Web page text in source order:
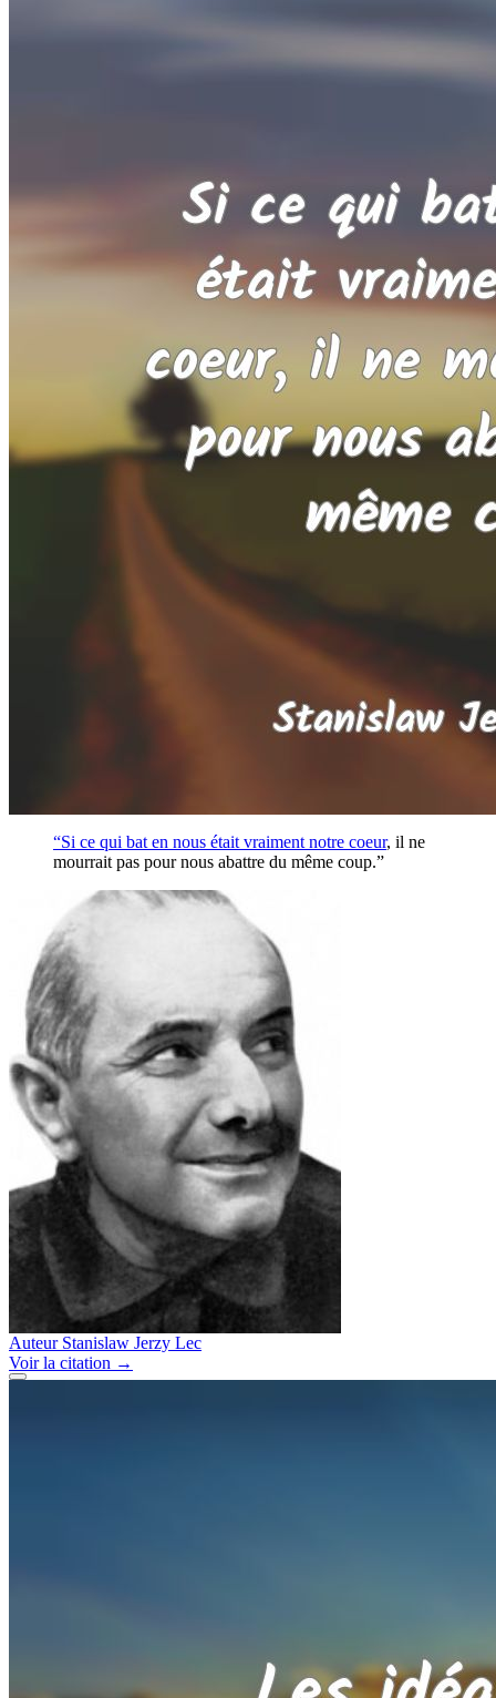
“Si ce qui bat en nous était vraiment notre coeur, il ne
mourrait pas pour nous abattre du même coup.”
Auteur Stanislaw Jerzy Lec
Voirla citation →